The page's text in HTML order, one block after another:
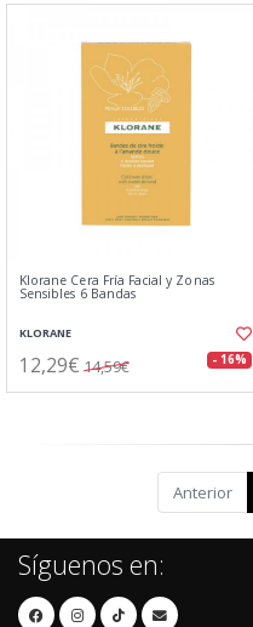
Klorane Cera Fría Facial y Zonas
Sensibles 6 Bandas
KLORANE
12,29€ 14,59€ - 16%
Anterior
Síguenos en: